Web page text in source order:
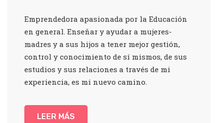
Emprendedora apasionada por la Educación
en general. Enseñar y ayudar a mujeres-
madres y a sus hijos a tener mejor gestión,
control y conocimiento de sí mismos, de sus
estudios y sus relaciones a través de mi
experiencia, es mi nuevo camino.
LEER MÁS